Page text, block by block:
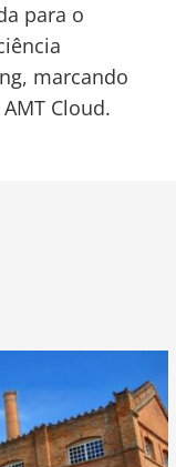
para o
marcando
Cloud.